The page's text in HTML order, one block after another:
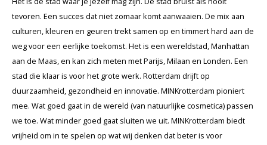
tevoren. Een succes dat niet zomaar komt aanwaaien. De mix aan
culturen, kleuren en geuren trekt samen op en timmert hard aan de
weg voor een eerlijke toekomst. Het is een wereldstad, Manhattan
aan de Maas, en kan zich meten met Parijs, Milaan en Londen. Een
stad die klaar is voor het grote werk. Rotterdam drijft op
duurzaamheid, gezondheid en innovatie. MINKrotterdam pioniert
mee. Wat goed gaat in de wereld (van natuurlijke cosmetica) passen
we toe. Wat minder goed gaat sluiten we uit. MINKrotterdam biedt
vrijheid om in te spelen op wat wij denken dat beter is voor